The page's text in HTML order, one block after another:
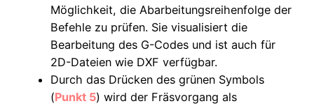
Möglichkeit, die Abarbeitungsreihenfolge der
Befehle zu prüfen. Sie visualisiert die
Bearbeitung des G-Codes und ist auch für
2D-Dateien wie DXF verfügbar.
Durch das Drücken des grünen Symbols
(Punkt 5) wird der Fräsvorgang als